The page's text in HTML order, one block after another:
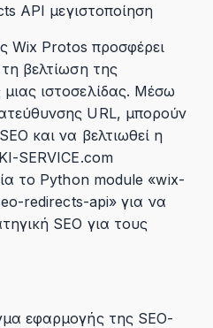
API μεγιστοποίηση
Wix Protos προσφέρει
βελτίωση της
ιστοσελίδας. Μέσω
URL, μπορούν
και να βελτιωθεί η
SERVICE.com
το Python module «wix-
redirects-api» για να
SEO για τους
εφαρμογής της SEO-